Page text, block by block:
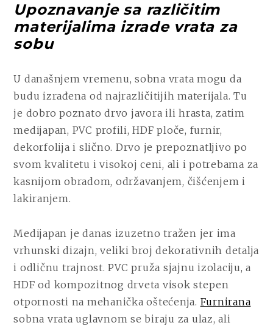
Upoznavanje sa različitim
materijalima izrade vrata za
sobu
U današnjem vremenu, sobna vrata mogu da
budu izrađena od najrazličitijih materijala. Tu
je dobro poznato drvo javora ili hrasta, zatim
medijapan, PVC profili, HDF ploče, furnir,
dekorfolija i slično. Drvo je prepoznatljivo po
svom kvalitetu i visokoj ceni, ali i potrebama za
kasnijom obradom, održavanjem, čišćenjem i
lakiranjem.
Medijapan je danas izuzetno tražen jer ima
vrhunski dizajn, veliki broj dekorativnih detalja
i odličnu trajnost. PVC pruža sjajnu izolaciju, a
HDF od kompozitnog drveta visok stepen
otpornosti na mehanička oštećenja. Furnirana
sobna vrata uglavnom se biraju za ulaz, ali